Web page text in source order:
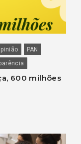
PAN
600 milhões